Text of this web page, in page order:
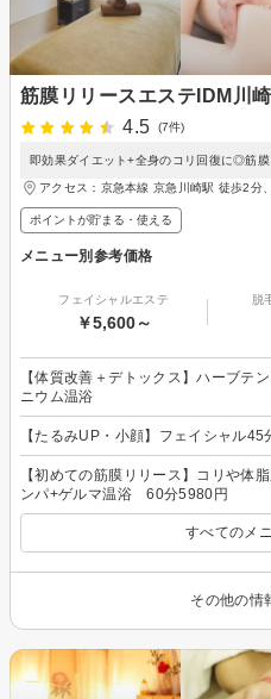
筋膜リリースエステIDM川
4.5
(7件)
即効果ダイエット+全身のコリ回復に◎筋
アクセス：京急本線 京急川崎駅 徒歩2分
ポイントが貯まる・使える
メニュー別参考価格
フェイシャルエステ
￥5,600～
脱
【体質改善＋デトックス】ハーブテ
ニウム温浴
【たるみUP・小顔】フェイシャル45
【初めての筋膜リリース】コリや体
ンパ+ゲルマ温浴 60分5980円
すべてのメ
その他の情